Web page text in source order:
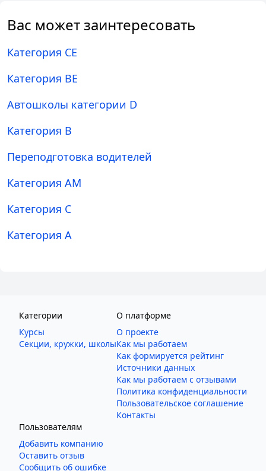
Вас может заинтересовать
Категория CE
Категория BE
Автошколы категории D
Категория B
Переподготовка водителей
Категория AM
Категория C
Категория A
Категории
Курсы
Секции, кружки, школы
О платформе
О проекте
Как мы работаем
Как формируется рейтинг
Источники данных
Как мы работаем с отзывами
Политика конфиденциальности
Пользовательское соглашение
Контакты
Пользователям
Добавить компанию
Оставить отзыв
Сообщить об ошибке